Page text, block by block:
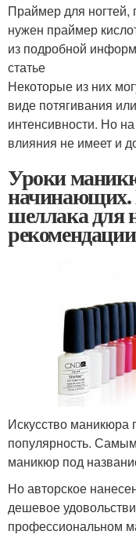
Праймер для ногтей,
нужен праймер
из подробной
статье
Некоторые из них
виде потягивания
интенсивности. Но
влияния не имеет и
Уроки
шеллака
Искусство маникюра
популярность.
маникюр под
Но авторское
дешевое
профессиональном